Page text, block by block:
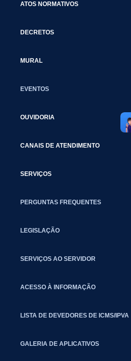
ATOS NORMATIVOS
DECRETOS
MURAL
EVENTOS
OUVIDORIA
CANAIS DE ATENDIMENTO
SERVIÇOS
PERGUNTAS FREQUENTES
LEGISLAÇÃO
SERVIÇOS AO SERVIDOR
ACESSO À INFORMAÇÃO
LISTA DE DEVEDORES DE ICMS/IPVA
GALERIA DE APLICATIVOS